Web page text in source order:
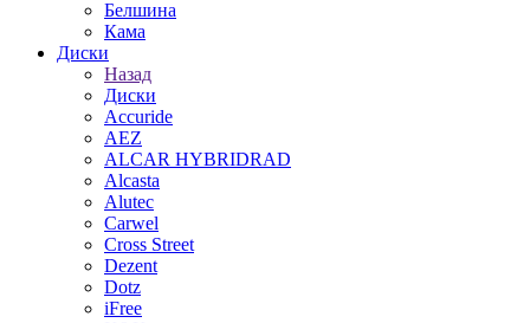
Белшина
Кама
Диски
Назад
Диски
Accuride
AEZ
ALCAR HYBRIDRAD
Alcasta
Alutec
Carwel
Cross Street
Dezent
Dotz
iFree